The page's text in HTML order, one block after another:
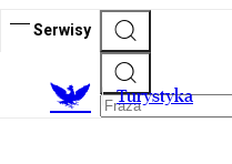
Serwisy
Turystyka